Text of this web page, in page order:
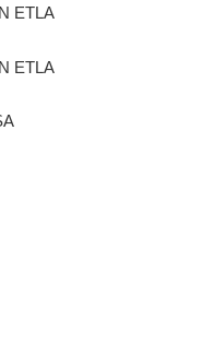
ETLA
ETLA